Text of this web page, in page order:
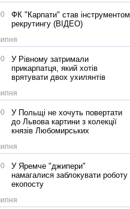
ФК "Карпати" став інструментом
рекрутингу (ВІДЕО)
У Рівному затримали
прикарпатця, який хотів
врятувати двох ухилянтів
У Польщі не хочуть повертати
до Львова картини з колекції
князів Любомирських
У Яремче "джипери"
намагалися заблокувати роботу
екопосту